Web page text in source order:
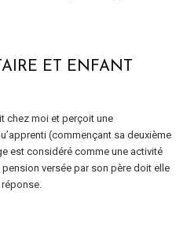
ET ENFANT
chez moi et perçoit une
(commençant sa deuxième
est considéré comme une activité
versée par son père doit elle